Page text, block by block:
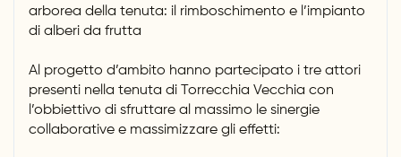
arborea della tenuta: il rimboschimento e l’impianto
di alberi da frutta
Al progetto d’ambito hanno partecipato i tre attori
presenti nella tenuta di Torrecchia Vecchia con
l’obbiettivo di sfruttare al massimo le sinergie
collaborative e massimizzare gli effetti: